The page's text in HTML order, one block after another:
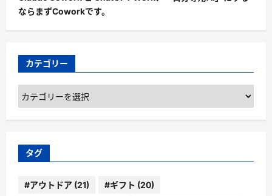
ならまずCoworkです。
カテゴリー
カ
テ
ゴ
ー
タグ
#アウトドア (21) #ギフト (20)